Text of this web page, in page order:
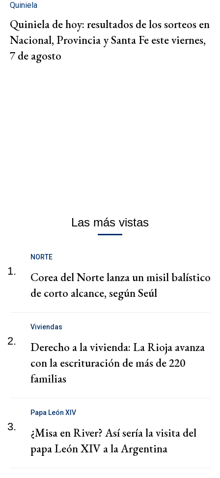
Quiniela
Quiniela de hoy: resultados de los sorteos en
Nacional, Provincia y Santa Fe este viernes,
7 de agosto
Las más vistas
1.
NORTE
Corea del Norte lanza un misil balístico
de corto alcance, según Seúl
2.
Viviendas
Derecho a la vivienda: La Rioja avanza
con la escrituración de más de 220
familias
3.
Papa León XIV
¿Misa en River? Así sería la visita del
papa León XIV a la Argentina